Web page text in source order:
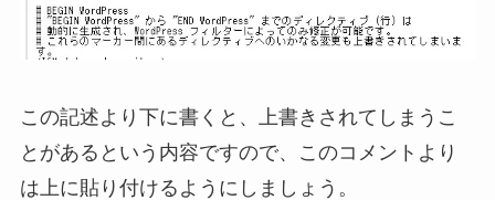
この記述より下に書くと、上書きされてしまうこ
とがあるという内容ですので、
このコメントより
は上に貼り付けるようにしましょう。